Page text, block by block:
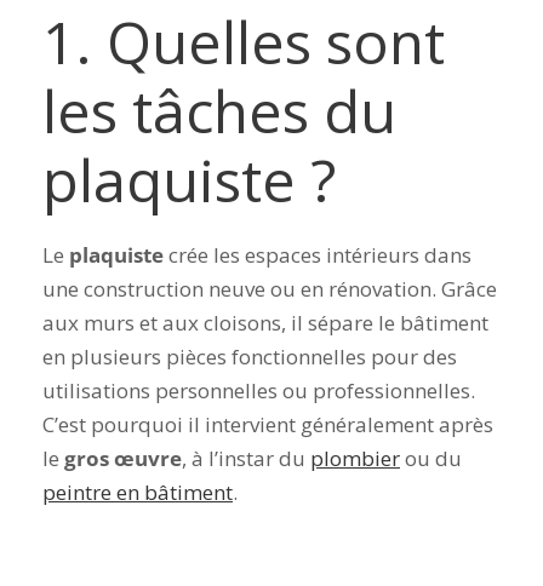
1. Quelles sont
les tâches du
plaquiste ?
Le plaquistecrée les espaces intérieurs dans
une construction neuve ou en rénovation. Grâce
aux murs et aux cloisons, il sépare le bâtiment
en plusieurs pièces fonctionnelles pour des
utilisations personnelles ou professionnelles.
C’est pourquoi il intervient généralement après
le gros œuvre, à l’instar du plombierou du
peintre en bâtiment.